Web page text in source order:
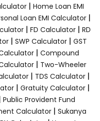
| Home Loan EMI
Loan EMI Calculator |
| FD Calculator | RD
| SWP Calculator | GST
| Compound
| Two-Wheeler
| TDS Calculator|
| Gratuity Calculator|
Public Provident Fund
Calculator| Sukanya